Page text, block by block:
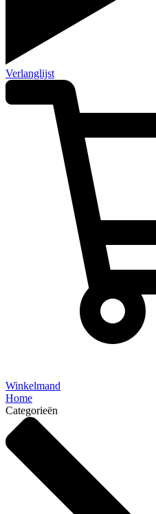
Verlanglijst
Winkelmand
Home
Categorieën